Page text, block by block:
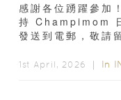
感謝各位踴躍參加
持 Champimom
發送到電郵，敬
Wong
1st April, 2026 ｜ In